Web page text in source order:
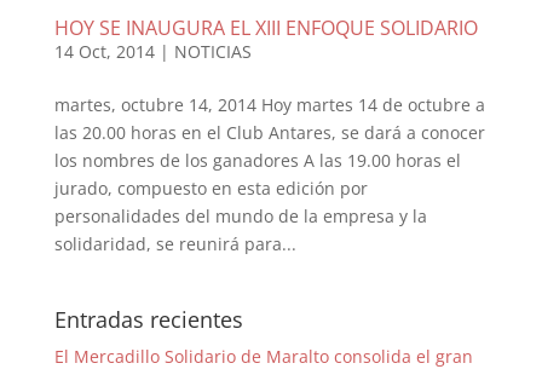
HOY SE INAUGURA EL XIII ENFOQUE SOLIDARIO
14 Oct, 2014| NOTICIAS
martes, octubre 14, 2014 Hoy martes 14 de octubre a
las 20.00 horas en el Club Antares, se dará a conocer
los nombres de los ganadores A las 19.00 horas el
jurado, compuesto en esta edición por
personalidades del mundo de la empresa y la
solidaridad, se reunirá para...
Entradas recientes
El Mercadillo Solidario de Maralto consolida el gran